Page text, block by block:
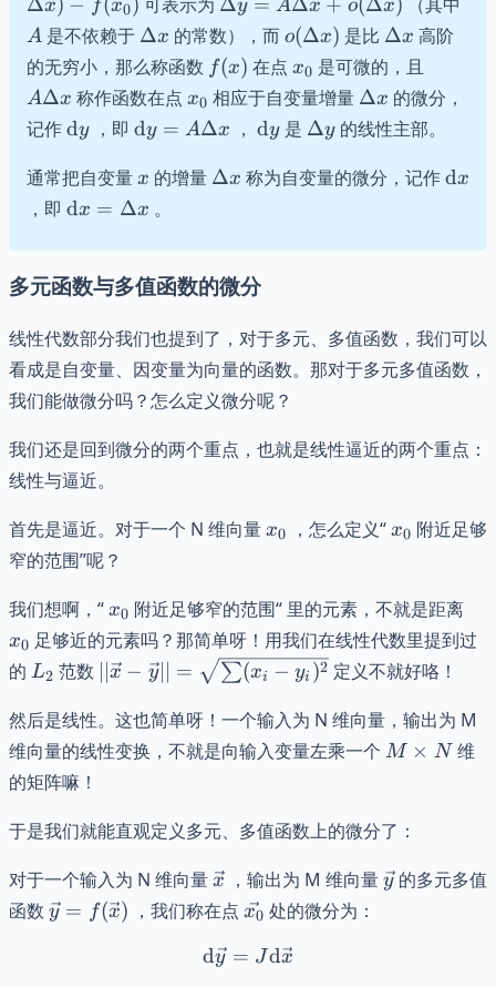
x)-f(x_{0})
x f x0
y=A\Delta
x+o(\Delta
x)
y A x o x
A 是不依赖于 \Delta
x
Δx 的常数），而 o(\Delta
x)
o(Δx) 是比 \Delta
x
Δx 高阶
的无穷小，那么称函数 f(x)
f(x) 在点x_{0}
x0 是可微的，且
x
AΔx 称作函数在点 x_{0}
x0 相应于自变量增量 \Delta
x
Δx 的微分，
记作\textrm{d}y
dy，即 {\textrm
x
dy = AΔx ，{\textrm
dy是 \Delta
Δy的线性主部。
通常把自变量 x
x 的增量 \Delta
Δx 称为自变量的微分，记作dx
，即 \mathrm{d}x
dx = Δx 。
多元函数与多值函数的微分
线性代数部分我们也提到了，对于多元、多值函数，我们可以
看成是自变量、因变量为向量的函数。那对于多元多值函数，
我们能做微分吗？怎么定义微分呢？
我们还是回到微分的两个重点，也就是线性逼近的两个重点：
线性与逼近。
首先是逼近。对于一个 N 维向量 x_{0}
x0 ，怎么定义“ x_{0}
x0 附近足够
窄的范围”呢？
我们想啊，“ x_{0}
x0 附近足够窄的范围“ 里的元素，不就是距离
x0 足够近的元素吗？那简单呀！用我们在线性代数里提到过
的 L_{2}
L2 范数 ||\vec{x}-
\sqrt{
\sum(x_{i}
x − y∣∣ = ∑(xi − yi )2 定义不就好咯！
然后是线性。这也简单呀！一个输入为 N 维向量，输出为 M
维向量的线性变换，不就是向输入变量左乘一个 M
M × N维
的矩阵嘛！
于是我们就能直观定义多元、多值函数上的微分了：
对于一个输入为 N 维向量 \vec{x}
x ，输出为 M 维向量\vec{y}
y的多元多值
函数 \vec{y} =
y = f(x) ，我们称在点 \vec{x_{0}}
x0 处的微分为：
\mathrm{d}\vec{y} =
dy = Jdx